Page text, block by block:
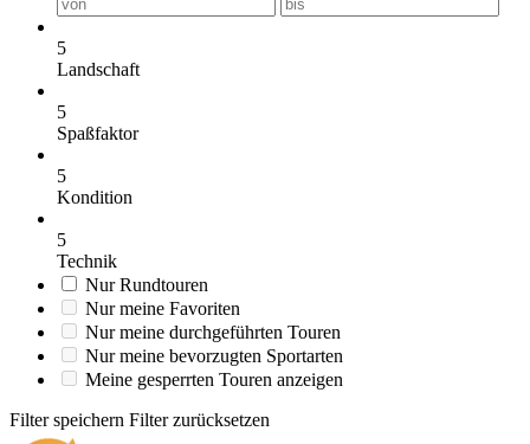
5
Landschaft
5
Spaßfaktor
5
Kondition
5
Technik
Nur Rundtouren
Nur meine Favoriten
Nur meine durchgeführten Touren
Nur meine bevorzugten Sportarten
Meine gesperrten Touren anzeigen
Filter speichern Filter zurücksetzen